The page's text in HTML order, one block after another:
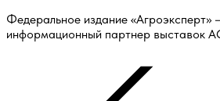
Федеральное издание «Агроэксперт»
информационный партнер выставок